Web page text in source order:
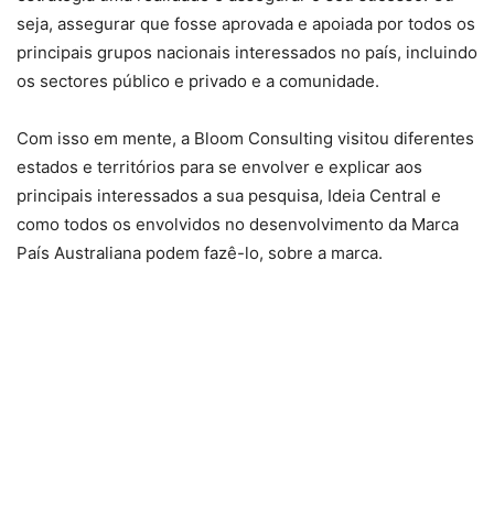
seja, assegurar que fosse aprovada e apoiada por todos os
principais grupos nacionais interessados no país, incluindo
os sectores público e privado e a comunidade.
Com isso em mente, a Bloom Consulting visitou diferentes
estados e territórios para se envolver e explicar aos
principais interessados a sua pesquisa, Ideia Central e
como todos os envolvidos no desenvolvimento da Marca
País Australiana podem fazê-lo, sobre a marca.